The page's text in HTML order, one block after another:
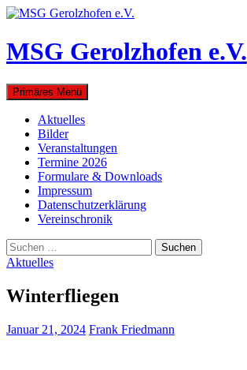
Zum
springen
MSG Gerolzhofen e.V.
Suchen
Primäres Menü
Aktuelles
Bilder
Veranstaltungen
Termine 2026
Formulare & Downloads
Impressum
Datenschutzerklärung
Vereinschronik
Suchen
nach:
Aktuelles
Winterfliegen
Januar 21, 2024 Frank Friedmann